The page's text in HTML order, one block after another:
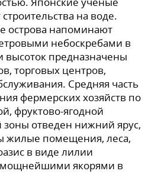
на воде.
острова напоминают
небоскребами в
высоток предназначены
торговых центров,
Средняя часть
фермерских хозяйств по
фруктово-ягодной
отведен нижний ярус,
жилые помещения, леса,
в виде лилии
мощнейшими якорями в